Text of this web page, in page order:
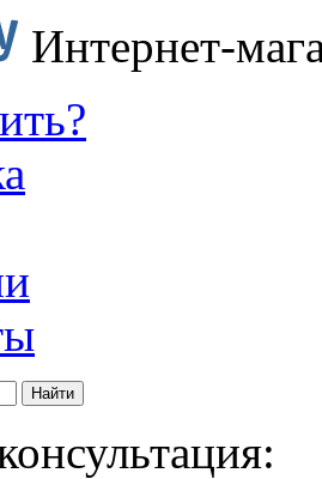
Интернет-